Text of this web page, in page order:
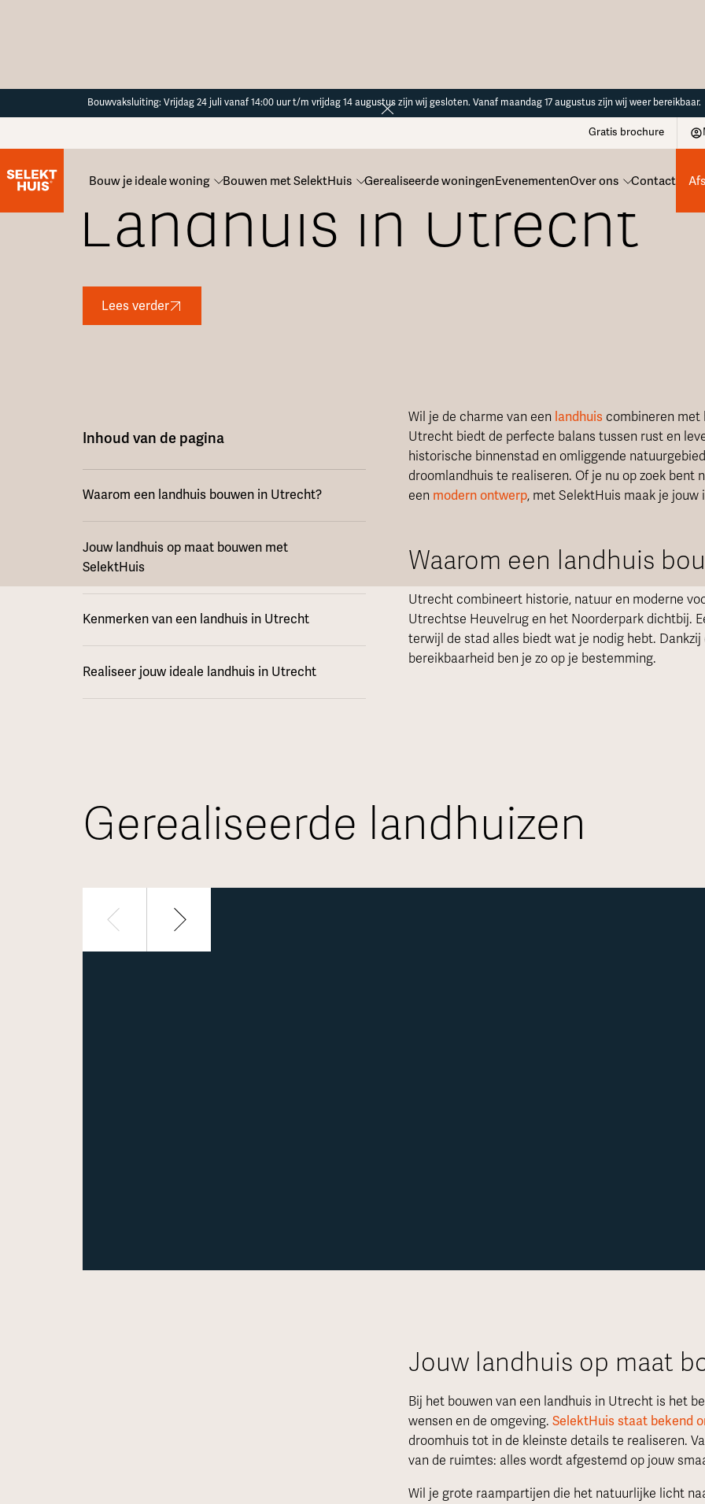
Bouwvaksluiting: Vrijdag 24 juli vanaf 14:00 uur t/m vrijdag 14 augustus zijn wij gesloten. Vanaf maandag 17 augustus zijn wij weer bereikbaar.
Bouw je ideale woning Bouwen met SelektHuis Gerealiseerde woningenEvenementenOver ons Contact
Gratis brochure
Landhuis in Utrecht
Lees verder
Inhoud van de pagina
Waarom een landhuis bouwen in Utrecht?
Jouw landhuis op maat bouwen met
SelektHuis
Kenmerken van een landhuis in Utrecht
Realiseer jouw ideale landhuis in Utrecht
Wil je de charme van een landhuiscombineren met
Utrecht biedt de perfecte balans tussen rust en
historische binnenstad en omliggende
droomlandhuis te realiseren. Of je nu op zoek bent
een modern ontwerp, met SelektHuis maak je
Waarom een landhuis
Utrecht combineert historie, natuur en moderne
Utrechtse Heuvelrug en het Noorderpark dichtbij.
terwijl de stad alles biedt wat je nodig hebt.
bereikbaarheid ben je zo op je bestemming.
Gerealiseerde landhuizen
Statig landhuis
Jouw landhuis op maat
Bij het bouwen van een landhuis in Utrecht is het
wensen en de omgeving. SelektHuis staat bekend
droomhuis tot in de kleinste details te realiseren.
van de ruimtes: alles wordt afgestemd op jouw
Wil je grote raampartijen die het natuurlijke licht